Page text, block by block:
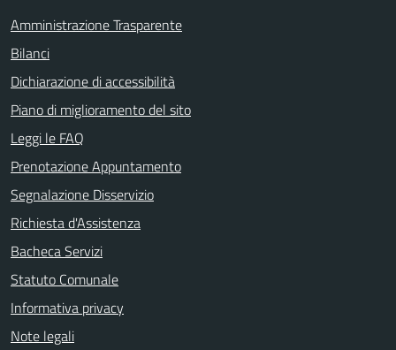
Amministrazione Trasparente
Bilanci
Dichiarazione di accessibilità
Piano di miglioramento del sito
Leggi le FAQ
Prenotazione Appuntamento
Segnalazione Disservizio
Richiesta d'Assistenza
Bacheca Servizi
Statuto Comunale
Informativa privacy
Note legali